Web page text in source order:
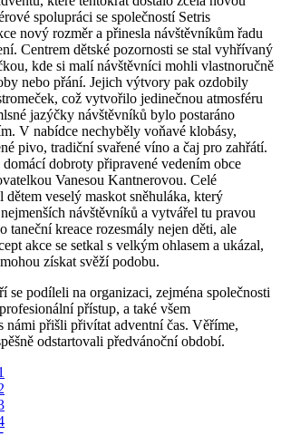
spolupráci se společností Setris
nový rozměr a přinesla návštěvníkům řadu
Centrem dětské pozornosti se stal vyhřívaný
kde si malí návštěvníci mohli vlastnoručně
nebo přání. Jejich výtvory pak ozdobily
což vytvořilo jedinečnou atmosféru
jazýčky návštěvníků bylo postaráno
V nabídce nechyběly voňavé klobásy,
pivo, tradiční svařené víno a čaj pro zahřátí.
dobroty připravené vedením obce
Vanesou Kantnerovou. Celé
dětem veselý maskot sněhuláka, který
návštěvníků a vytvářel tu pravou
taneční kreace rozesmály nejen děti, ale
akce se setkal s velkým ohlasem a ukázal,
získat svěží podobu.
se podíleli na organizaci, zejména společnosti
přístup, a také všem
námi přišli přivítat adventní čas. Věříme,
odstartovali předvánoční období.